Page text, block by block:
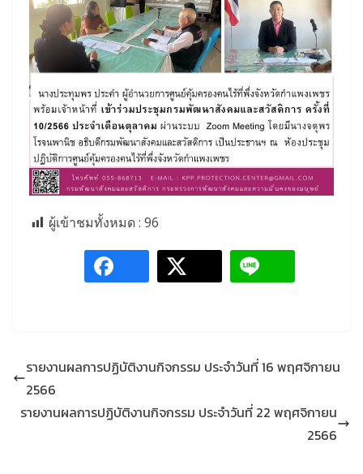
ผู้เข้าชมทั้งหมด : 96
รายงานผลการปฏิบัติงานกิจกรรม ประจำวันที่ 16 พฤศจิกายน
2566
รายงานผลการปฏิบัติงานกิจกรรม ประจำวันที่ 22 พฤศจิกายน
2566